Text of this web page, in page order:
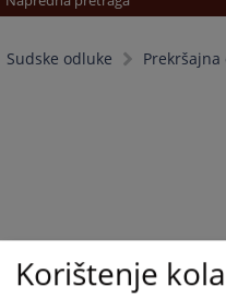
Sudske odluke
Korištenje